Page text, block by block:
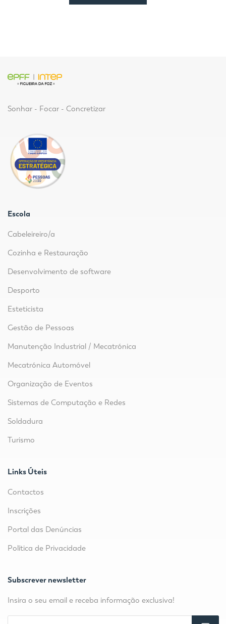
Sonhar - Focar - Concretizar
Escola
Cabeleireiro/a
Cozinha e Restauração
Desenvolvimento de software
Desporto
Esteticista
Gestão de Pessoas
Manutenção Industrial / Mecatrónica
Mecatrónica Automóvel
Organização de Eventos
Sistemas de Computação e Redes
Soldadura
Turismo
Links Úteis
Contactos
Inscrições
Portal das Denúncias
Política de Privacidade
Subscrever newsletter
Insira o seu email e receba informação exclusiva!